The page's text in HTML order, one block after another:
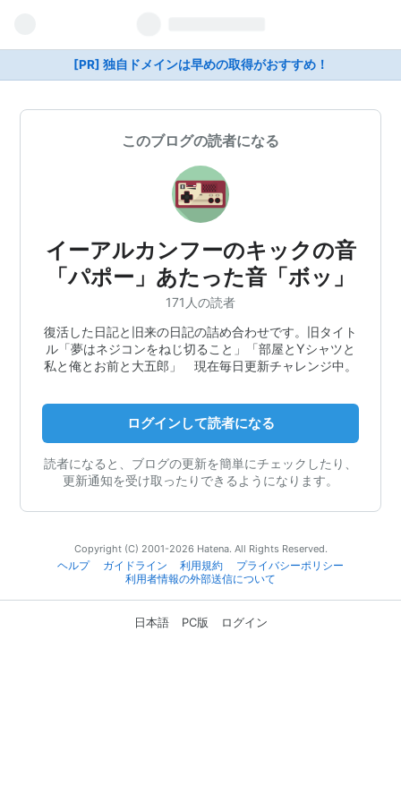
[PR] 独自ドメインは早めの取得がおすすめ！
このブログの読者になる
イーアルカンフーのキックの音
「パポー」あたった音「ボッ」
171人の読者
復活した日記と旧来の日記の詰め合わせです。旧タイト
ル「夢はネジコンをねじ切ること」「部屋とYシャツと
私と俺とお前と大五郎」 現在毎日更新チャレンジ中。
ログインして読者になる
読者になると、ブログの更新を簡単にチェックしたり、
更新通知を受け取ったりできるようになります。
Copyright (C) 2001-2026 Hatena. All Rights Reserved.
ヘルプ
ガイドライン 利用規約
プライバシーポリシー
利用者情報の外部送信について
日本語 PC版 ログイン